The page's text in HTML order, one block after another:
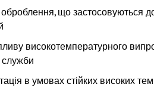
що застосовуються
високотемпературного
служби
в умовах стійких високих